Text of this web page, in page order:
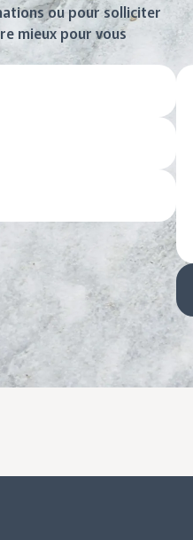
ou pour solliciter
mieux pour vous